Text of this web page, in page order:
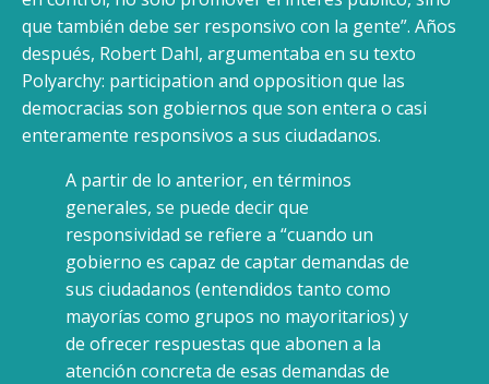
que también debe ser responsivo con la gente”. Años
después, Robert Dahl, argumentaba en su texto
Polyarchy: participation and opposition que las
democracias son gobiernos que son entera o casi
enteramente responsivos a sus ciudadanos.
A partir de lo anterior, en términos
generales, se puede decir que
responsividad se refiere a “cuando un
gobierno es capaz de captar demandas de
sus ciudadanos (entendidos tanto como
mayorías como grupos no mayoritarios) y
de ofrecer respuestas que abonen a la
atención concreta de esas demandas de